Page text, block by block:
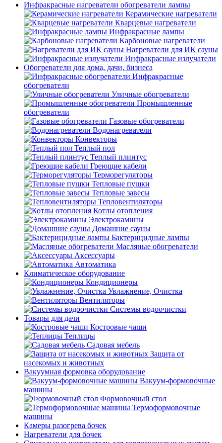
Инфракрасные нагреватели обогреватели лампы
Керамические нагреватели
Кварцевые нагреватели
Инфракрасные лампы
Карбоновые нагреватели
Нагреватели для ИК сауны
Инфракрасные излучатели
Обогреватели для дома, дачи, бизнеса
Инфракрасные
обогреватели
Уличные обогреватели
Промышленные
обогреватели
Газовые обогреватели
Водонагреватели
Конвекторы
Теплый пол
Теплый плинтус
Греющие кабели
Терморегуляторы
Тепловые пушки
Тепловые завесы
Тепловентиляторы
Котлы отопления
Электрокамины
Домашние сауны
Бактерицидные лампы
Масляные обогреватели
Аксессуары
Автоматика
Климатическое оборудование
Кондиционеры
Увлажнение, Очистка
Вентиляторы
Системы водоочистки
Товары для дачи
Костровые чаши
Теплицы
Садовая мебель
Защита от
насекомых и животных
Вакуумная формовка оборудование
Вакуум-формовочные
машины
Формовочный стол
Термоформовочные
машины
Камеры разогрева бочек
Нагреватели для бочек